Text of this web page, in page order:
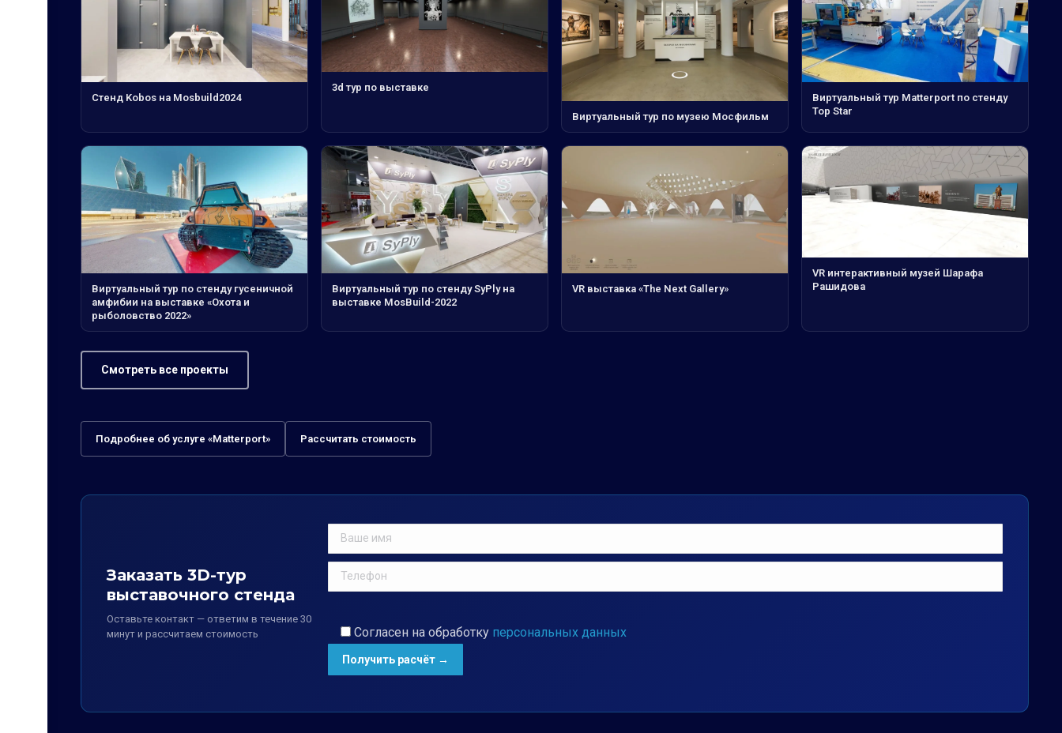
Стенд Kobos на Mosbuild2024
3d тур по выставке
Виртуальный тур по музею Мосфильм
Виртуальный тур Matterport по стенду
Top Star
Виртуальный тур по стенду гусеничной
амфибии на выставке «Охота и
рыболовство 2022»
Виртуальный тур по стенду SyPly на
выставке MosBuild-2022
VR выставка «The Next Gallery»
VR интерактивный музей Шарафа
Рашидова
Смотреть все проекты
Подробнее об услуге «Matterport» Рассчитать стоимость
Заказать 3D-тур
выставочного стенда
Оставьте контакт — ответим в течение 30
минут и рассчитаем стоимость
Согласен на обработку персональных данных